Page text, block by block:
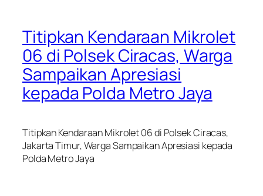
Titipkan Kendaraan Mikrolet
06 di Polsek Ciracas, Warga
Sampaikan Apresiasi
kepada Polda Metro Jaya
Titipkan Kendaraan Mikrolet 06 di Polsek Ciracas,
Jakarta Timur, Warga Sampaikan Apresiasi kepada
Polda Metro Jaya